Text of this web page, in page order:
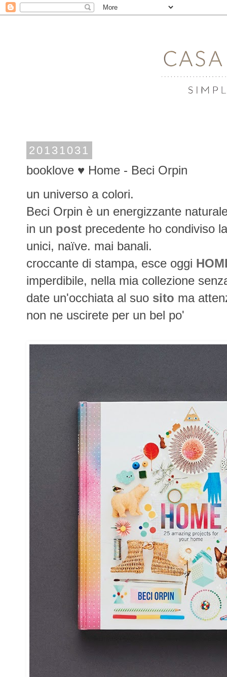
20131031
booklove ♥ Home - Beci Orpin
un universo a colori.
Beci Orpin è un energizzante
in un post precedente ho condiviso
unici, naïve. mai banali.
croccante di stampa, esce oggi
imperdibile, nella mia collezione
date un'occhiata al suo sito ma
non ne uscirete per un bel po'